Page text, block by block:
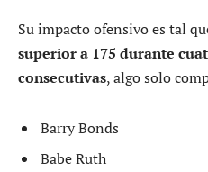
Su impacto ofensivo es tal
superior a 175 durante
consecutivas, algo solo
Barry Bonds
Babe Ruth